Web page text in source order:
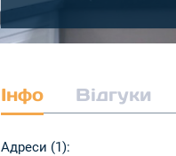
Інфо Відгуки
Адреси (1):